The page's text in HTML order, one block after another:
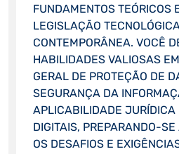
FUNDAMENTOS TEÓRICOS
LEGISLAÇÃO
CONTEMPORÂNEA. VOCÊ
HABILIDADES VALIOSAS
GERAL DE PROTEÇÃO DE
SEGURANÇA DA
APLICABILIDADE JURÍDICA
DIGITAIS, PREPARANDO-
OS DESAFIOS E